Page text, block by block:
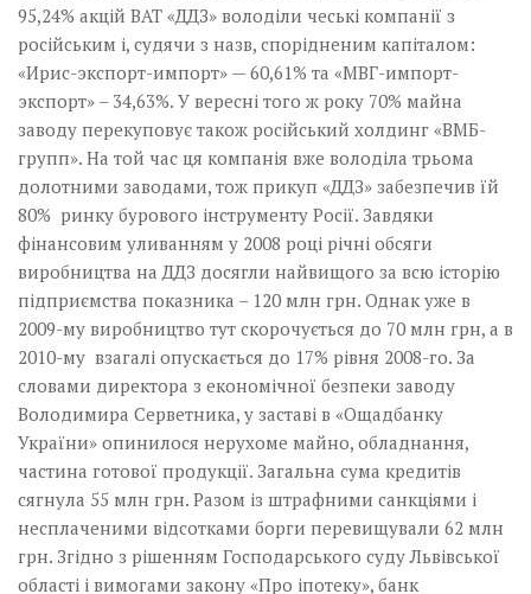
95,24% акцій ВАТ «ДДЗ» володіли чеські компанії з
російським і, судячи з назв, спорідненим капіталом:
«Ирис-экспорт-импорт» — 60,61% та «МВГ-импорт-
экспорт» – 34,63%. У вересні того ж року 70% майна
заводу перекуповує також російський холдинг «ВМБ-
групп». На той час ця компанія вже володіла трьома
долотними заводами, тож прикуп «ДДЗ» забезпечив їй
80% ринку бурового інструменту Росії. Завдяки
фінансовим уливанням у 2008 році річні обсяги
виробництва на ДДЗ досягли найвищого за всю історію
підприємства показника – 120 млн грн. Однак уже в
2009-му­ виробництво тут скорочується до 70 млн грн, а в
2010-му взагалі опускається до 17% рівня 2008-го. За
словами директора з економічної безпеки заводу
Володимира Серветника, у заставі в «Ощадбанку
України»­ опинилося нерухоме майно,­ обладнання,
частина готової продукції. Загальна сума кредитів
сягнула 55 млн грн. Разом із штрафними санкціями і
несплаченими відсот­ками борги перевищували 62 млн
грн. Згідно з рішенням Господарського суду Львівської
області і вимогами закону «Про іпотеку», банк